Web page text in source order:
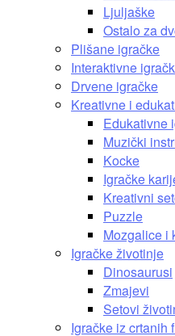
Ljuljaške
Ostalo za
Plišane igračke
Interaktivne
Drvene igračke
Kreativne i
Edukativne
Muzički
Kocke
Igračke
Kreativni
Puzzle
Mozgalice i
Igračke životinje
Dinosaurusi
Zmajevi
Setovi
Igračke iz crtanih